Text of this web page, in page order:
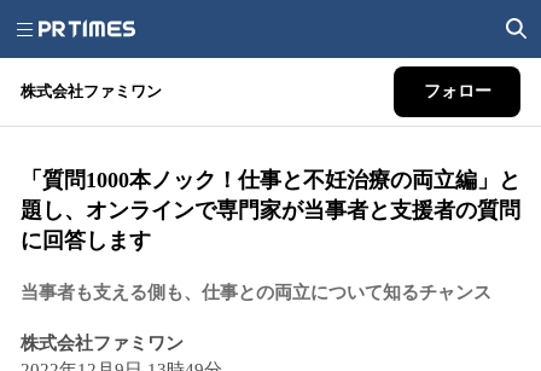
株式会社ファミワン フォロー
「質問1000本ノック！仕事と不妊治療の両立編」と
題し、オンラインで専門家が当事者と支援者の質問
に回答します
当事者も支える側も、仕事との両立について知るチャンス
株式会社ファミワン